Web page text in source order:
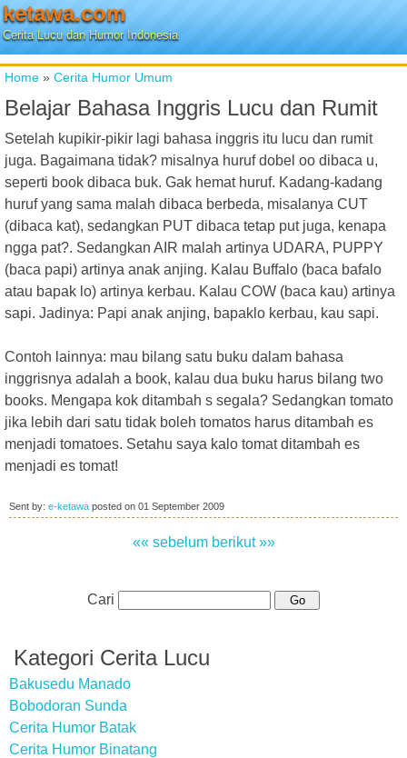
ketawa.com
Cerita Lucu dan Humor Indonesia
Home » Cerita Humor Umum
Belajar Bahasa Inggris Lucu dan Rumit
Setelah kupikir-pikir lagi bahasa inggris itu lucu dan rumit
juga. Bagaimana tidak? misalnya huruf dobel oo dibaca u,
seperti book dibaca buk. Gak hemat huruf. Kadang-kadang
huruf yang sama malah dibaca berbeda, misalanya CUT
(dibaca kat), sedangkan PUT dibaca tetap put juga, kenapa
ngga pat?. Sedangkan AIR malah artinya UDARA, PUPPY
(baca papi) artinya anak anjing. Kalau Buffalo (baca bafalo
atau bapak lo) artinya kerbau. Kalau COW (baca kau) artinya
sapi. Jadinya: Papi anak anjing, bapaklo kerbau, kau sapi.
Contoh lainnya: mau bilang satu buku dalam bahasa
inggrisnya adalah a book, kalau dua buku harus bilang two
books. Mengapa kok ditambah s segala? Sedangkan tomato
jika lebih dari satu tidak boleh tomatos harus ditambah es
menjadi tomatoes. Setahu saya kalo tomat ditambah es
menjadi es tomat!
Sent by: e-ketawa posted on 01 September 2009
«« sebelum berikut »»
Cari
Kategori Cerita Lucu
Bakusedu Manado
Bobodoran Sunda
Cerita Humor Batak
Cerita Humor Binatang